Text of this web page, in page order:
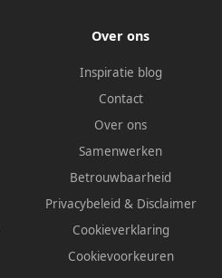
Over ons
Inspiratie blog
Contact
Over ons
Samenwerken
Betrouwbaarheid
Privacybeleid & Disclaimer
Cookieverklaring
Cookievoorkeuren